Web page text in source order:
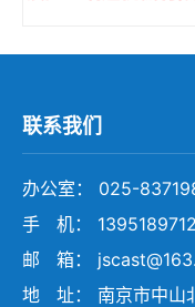
联系我们
办公室： 025-
手 机：
邮 箱：
地 址： 南京市中山